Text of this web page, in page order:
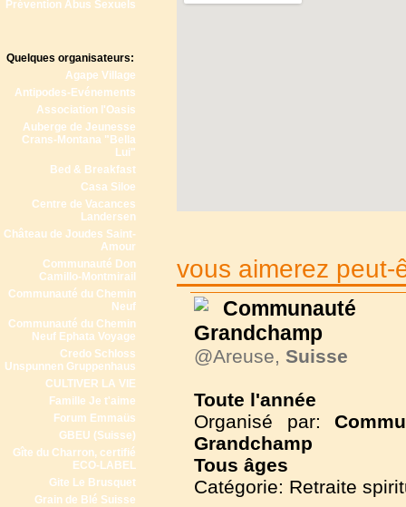
Prévention Abus Sexuels
Quelques organisateurs:
Agape Village
Antipodes-Evénements
Association l'Oasis
Auberge de Jeunesse
Crans-Montana "Bella
Lui"
Bed & Breakfast
Casa Siloe
Centre de Vacances
Landersen
Château de Joudes Saint-
Amour
Communauté Don
Camillo-Montmirail
Communauté du Chemin
Neuf
Communauté du Chemin
Neuf Ephata Voyage
Credo Schloss
Unspunnen Gruppenhaus
CULTIVER LA VIE
Famille Je t'aime
Forum Emmaüs
GBEU (Suisse)
Gîte du Charron, certifié
ECO-LABEL
Gite Le Brusquet
Grain de Blé Suisse
vous aimerez peut-
Grandchamp
@Areuse, Suisse
Toute l'année
Organisé par:
Grandchamp
Tous âges
Catégorie: Retraite